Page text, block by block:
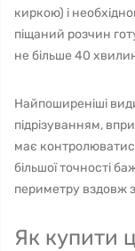
киркою) і
піщаний розчин
не більше 40
Найпоширеніші
підрізуванням,
має
більшої точності
периметру вздовж
Як купити